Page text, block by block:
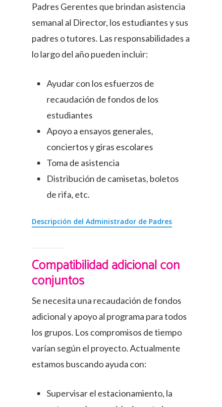
Padres Gerentes que brindan asistencia
semanal al Director, los estudiantes y sus
padres o tutores. Las responsabilidades a
lo largo del año pueden incluir:
Ayudar con los esfuerzos de
recaudación de fondos de los
estudiantes
Apoyo a ensayos generales,
conciertos y giras escolares
Toma de asistencia
Distribución de camisetas, boletos
de rifa, etc.
Descripción del Administrador de Padres
Compatibilidad adicional con
conjuntos
Se necesita una recaudación de fondos
adicional y apoyo al programa para todos
los grupos. Los compromisos de tiempo
varían según el proyecto. Actualmente
estamos buscando ayuda con:
Supervisar el estacionamiento, la